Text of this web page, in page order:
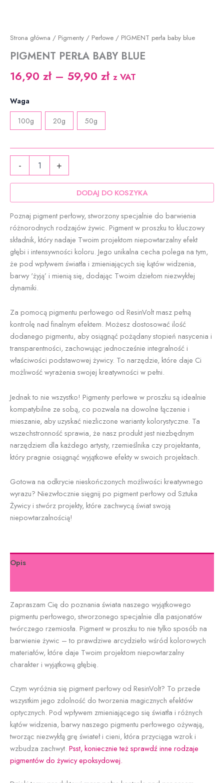
Strona główna / Pigmenty / Perłowe / PIGMENT perła baby blue
PIGMENT PERŁA BABY BLUE
16,90 zł – 59,90 złZakres
do
z VAT
Waga
100g 20g 50g
-
PIGMENT
blue
+
DODAJ DO KOSZYKA
Poznaj pigment perłowy, stworzony specjalnie do barwienia
różnorodnych rodzajów żywic. Pigment w proszku to kluczowy
składnik, który nadaje Twoim projektom niepowtarzalny efekt
głębi i intensywności koloru. Jego unikalna cecha polega na tym,
że pod wpływem światła i zmieniających się kątów widzenia,
barwy 'żyją’ i mienią się, dodając Twoim dziełom niezwykłej
dynamiki.
Za pomocą pigmentu perłowego od ResinVolt masz pełną
kontrolę nad finalnym efektem. Możesz dostosować ilość
dodanego pigmentu, aby osiągnąć pożądany stopień nasycenia i
transparentności, zachowując jednocześnie integralność i
właściwości podstawowej żywicy. To narzędzie, które daje Ci
możliwość wyrażenia swojej kreatywności w pełni.
Jednak to nie wszystko! Pigmenty perłowe w proszku są idealnie
kompatybilne ze sobą, co pozwala na dowolne łączenie i
mieszanie, aby uzyskać niezliczone warianty kolorystyczne. Ta
wszechstronność sprawia, że nasz produkt jest niezbędnym
narzędziem dla każdego artysty, rzemieślnika czy projektanta,
który pragnie osiągnąć wyjątkowe efekty w swoich projektach.
Gotowa na odkrycie nieskończonych możliwości kreatywnego
wyrazu? Niezwłocznie sięgnij po pigment perłowy od Sztuka
Żywicy i stwórz projekty, które zachwycą świat swoją
niepowtarzalnością!
Opis
Zapraszam Cię do poznania świata naszego wyjątkowego
pigmentu perłowego, stworzonego specjalnie dla pasjonatów
twórczego rzemiosła. Pigment w proszku to nie tylko sposób na
barwienie żywic – to prawdziwe arcydzieło wśród kolorowych
materiałów, które daje Twoim projektom niepowtarzalny
charakter i wyjątkową głębię.
Czym wyróżnia się pigment perłowy od ResinVolt? To przede
wszystkim jego zdolność do tworzenia magicznych efektów
optycznych. Pod wpływem zmieniającego się światła i różnych
kątów widzenia, barwy naszego pigmentu perłowego ożywają,
tworząc niezwykłą grę świateł i cieni, która przyciąga wzrok i
wzbudza zachwyt. Psst, koniecznie też sprawdź inne rodzaje
pigmentów do żywicy epoksydowej.